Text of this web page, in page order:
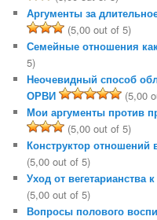
Аргументы за
(5,00 out of 5)
Семейные отношения
5)
Неочевидный способ
ОРВИ
(5,00
Мои аргументы против
(5,00 out of 5)
Конструктор отношений
(5,00 out of 5)
Уход от вегетарианства
(5,00 out of 5)
Вопросы полового